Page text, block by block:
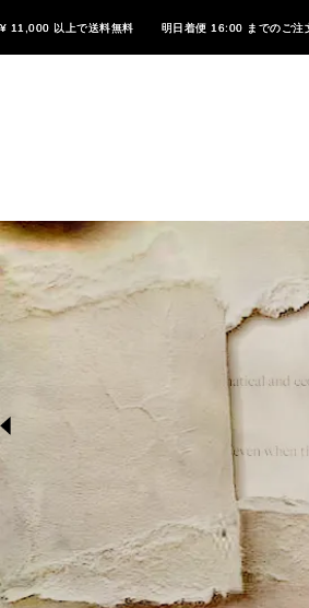
¥ 11,000 以上で送料無料 明日着便 16:00 までのご注